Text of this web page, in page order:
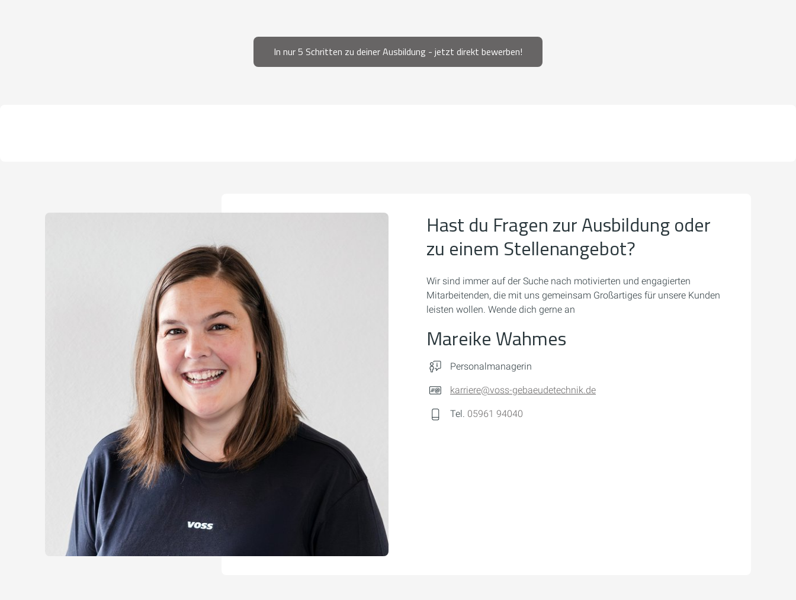
In nur 5 Schritten zu deiner Ausbildung - jetzt direkt bewerben!
Hast du Fragen zur Ausbildung oder
zu einem Stellenangebot?
Wir sind immer auf der Suche nach motivierten und engagierten
Mitarbeitenden, die mit uns gemeinsam Großartiges für unsere Kunden
leisten wollen. Wende dich gerne an
Mareike Wahmes
Personalmanagerin
karriere@voss-gebaeudetechnik.de
Tel. 05961 94040